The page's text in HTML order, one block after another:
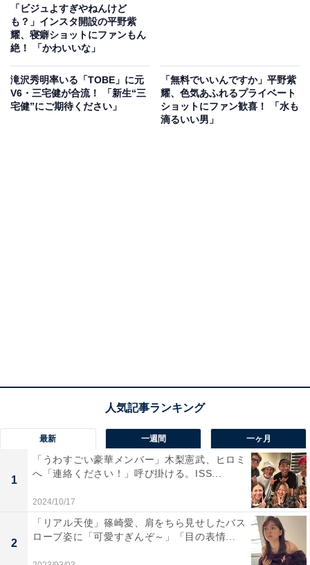
「ビジュよすぎやねんけど
も？」インスタ開設の平野紫
耀、寝癖ショットにファンもん
絶！ 「かわいいな」
滝沢秀明率いる「TOBE」に元
V6・三宅健が合流！ 「新生“三
宅健”にご期待ください」
「無料でいいんですか」平野紫
耀、色気あふれるプライベート
ショットにファン歓喜！ 「水も
滴るいい男」
最新 一週間 一ヶ月
1
「うわすごい豪華メンバー」木梨憲武、ヒロミ
へ「連絡ください！」呼び掛ける。ISS...
2024/10/17
2
「リアル天使」篠崎愛、肩をちら見せしたバス
ローブ姿に「可愛すぎんぞ～」「目の表情...